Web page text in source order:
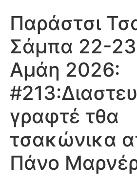
Παράστσι
Σάμπα 22-23
Αμάη 2026:
γραφτέ τθα
τσακώνικα
Πάνο